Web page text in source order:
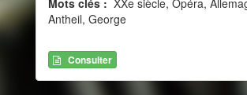
Mots clés : XXe siècle, Opéra,
Antheil, George
Consulter